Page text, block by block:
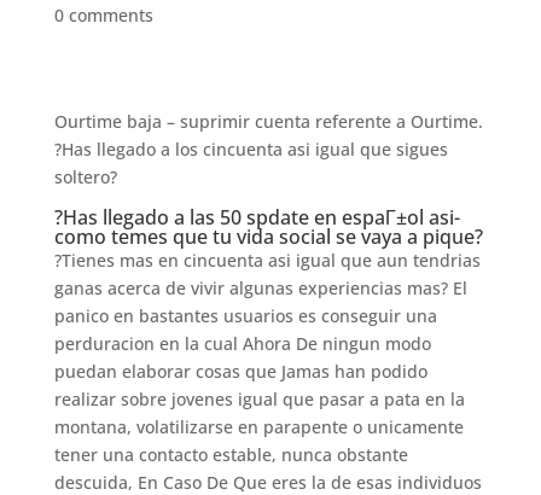
0 comments
Ourtime baja – suprimir cuenta referente a Ourtime.
?Has llegado a los cincuenta asi­ igual que sigues
soltero?
?Has llegado a las 50spdate en espaГ±ol asi­
como temes que tu vida social se vaya a pique?
?Tienes mas en cincuenta asi­ igual que aun tendri­as
ganas acerca de vivir algunas experiencias mas? El
panico en bastantes usuarios es conseguir una
perduracion en la cual Ahora De ningun modo
puedan elaborar cosas que Jamas han podido
realizar sobre jovenes igual que pasar a pata en la
montana, volatilizarse en parapente o unicamente
tener una contacto estable, nunca obstante
descuida, En Caso De Que eres la de esas individuos